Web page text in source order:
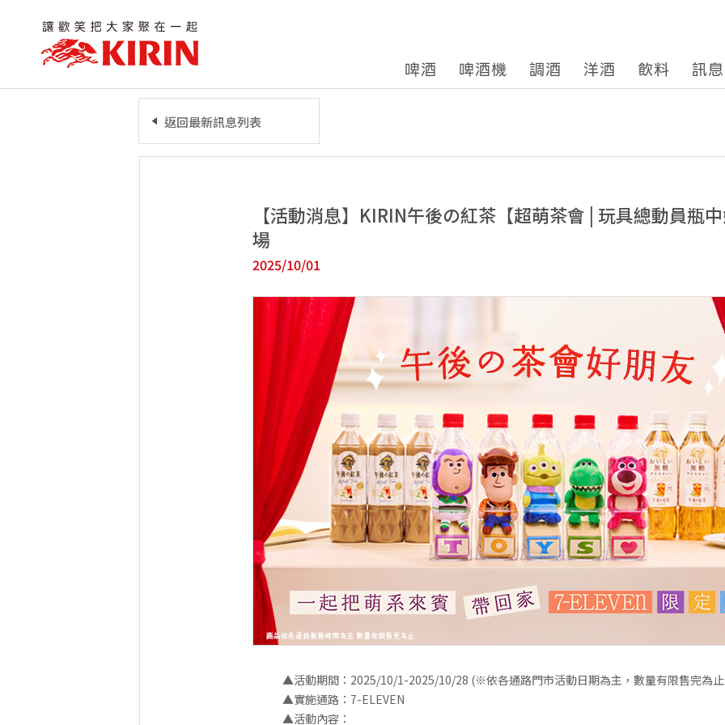
啤酒 啤酒機 調酒 洋酒 飲料 訊
【活動消息】KIRIN午後の紅茶【超萌茶會 | 玩具總動員瓶
場
2025/10/01
▲活動期間：2025/10/1-2025/10/28 (※依各通路門市活動日期為主，數量有限售完為
▲實施通路：7-ELEVEN
▲活動內容：
返回最新訊息列表